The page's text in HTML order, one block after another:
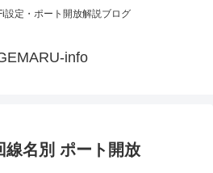
設定・ポート開放解説ブログ
info
線名別 ポート開放